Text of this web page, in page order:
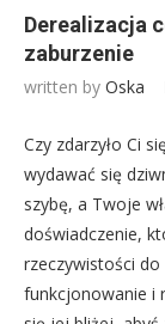
Derealizacja
zaburzenie
written by Oska
Czy zdarzyło Ci
wydawać się
szybę, a Twoje
doświadczenie,
rzeczywistości
funkcjonowanie i